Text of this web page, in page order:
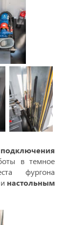
в темное
фургона
и настольным